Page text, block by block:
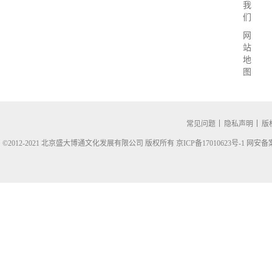
我
们
网
站
地
图
常见问题 隐私声明 版
©2012-2021 北京盛大博通文化发展有限公司 版权所有 京ICP备17010623号-1 网安备